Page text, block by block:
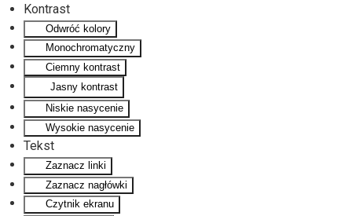
Kontrast
Odwróć kolory
Monochromatyczny
Ciemny kontrast
Jasny kontrast
Niskie nasycenie
Wysokie nasycenie
Tekst
Zaznacz linki
Zaznacz nagłówki
Czytnik ekranu